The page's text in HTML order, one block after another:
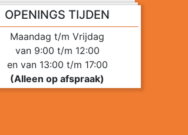
OPENINGS TIJDEN
Maandag t/m Vrijdag
van 9:00 t/m 12:00
en van 13:00 t/m 17:00
(Alleen op afspraak)